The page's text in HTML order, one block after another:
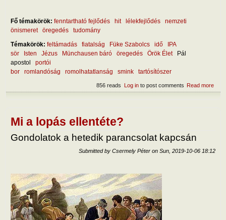
Fő témakörök: fenntartható fejlődés hit lélekfejlődés
nemzeti
önismeret
öregedés
tudomány
Témakörök: feltámadás fiatalság Füke Szabolcs idő
IPA
sör
Isten Jézus Münchausen báró öregedés Örök Élet
Pál
apostol
portói
bor
romlandóság romolhatatlanság smink tartósítószer
Read more
Log into post comments
856 reads
Mi a lopás ellentéte?
Gondolatok a hetedik parancsolat kapcsán
Submitted by Csermely Péter on Sun, 2019-10-06 18:12